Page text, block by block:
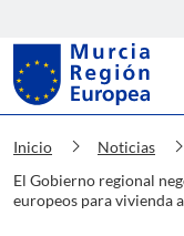
Murcia
Inicio chevron_right Noticias chevron_right
El Gobierno regional
europeos para vivienda